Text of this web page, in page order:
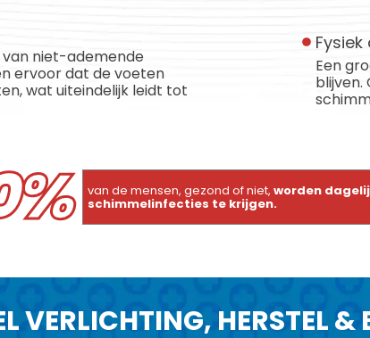
niet-ademende
ervoor dat de voeten
wat uiteindelijk leidt tot
Een
van de mensen, gezond of niet,worden
schimmelinfecties te krijgen.
VERLICHTING, HERSTEL &